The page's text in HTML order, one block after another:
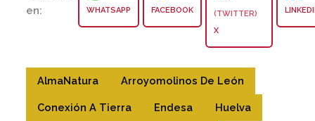
en:
WHATSAPP FACEBOOK
X
AlmaNatura Arroyomolinos De León
Conexión A Tierra Endesa Huelva